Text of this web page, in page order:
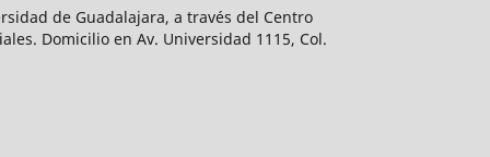
de Guadalajara, a través del Centro
Domicilio en Av. Universidad 1115, Col.